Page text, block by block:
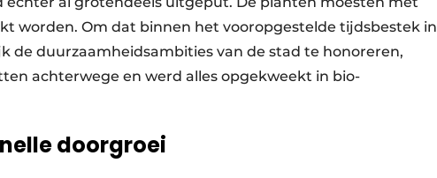
worden. Om dat binnen het vooropgestelde tijdsbestek in
de duurzaamheidsambities van de stad te honoreren,
achterwege en werd alles opgekweekt in bio-
doorgroei